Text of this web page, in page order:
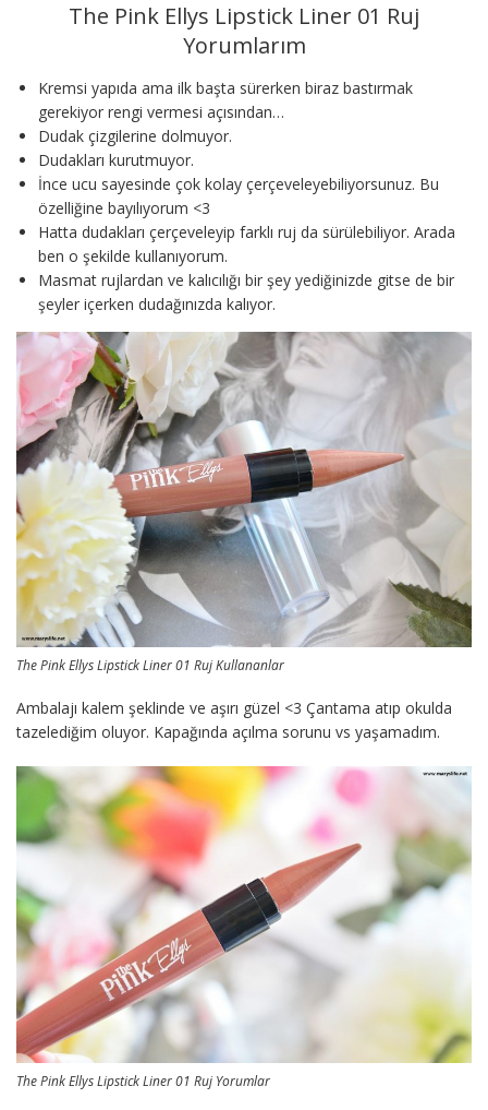
The Pink Ellys Lipstick Liner 01 Ruj
Yorumlarım
Kremsi yapıda ama ilk başta sürerken biraz bastırmak
gerekiyor rengi vermesi açısından…
Dudak çizgilerine dolmuyor.
Dudakları kurutmuyor.
İnce ucu sayesinde çok kolay çerçeveleyebiliyorsunuz. Bu
özelliğine bayılıyorum <3
Hatta dudakları çerçeveleyip farklı ruj da sürülebiliyor. Arada
ben o şekilde kullanıyorum.
Masmat rujlardan ve kalıcılığı bir şey yediğinizde gitse de bir
şeyler içerken dudağınızda kalıyor.
The Pink Ellys Lipstick Liner 01 Ruj Kullananlar
Ambalajı kalem şeklinde ve aşırı güzel <3 Çantama atıp okulda
tazelediğim oluyor. Kapağında açılma sorunu vs yaşamadım.
The Pink Ellys Lipstick Liner 01 Ruj Yorumlar